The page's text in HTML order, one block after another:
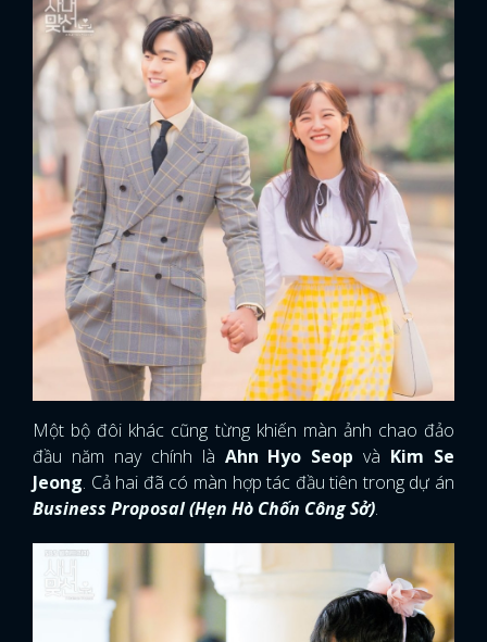
Một bộ đôi khác cũng từng khiến màn ảnh chao đảo
đầu năm nay chính là Ahn Hyo Seop và Kim Se
Jeong. Cả hai đã có màn hợp tác đầu tiên trong dự án
Business Proposal (Hẹn Hò Chốn Công Sở).